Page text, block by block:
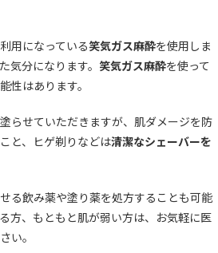
用になっている笑気ガス麻酔を使用しま
気分になります。 笑気ガス麻酔を使って
性はあります。
らせていただきますが、肌ダメージを防
こと、ヒゲ剃りなどは清潔なシェーバーを
る飲み薬や塗り薬を処方することも可能
方、もともと肌が弱い方は、お気軽に医
い。